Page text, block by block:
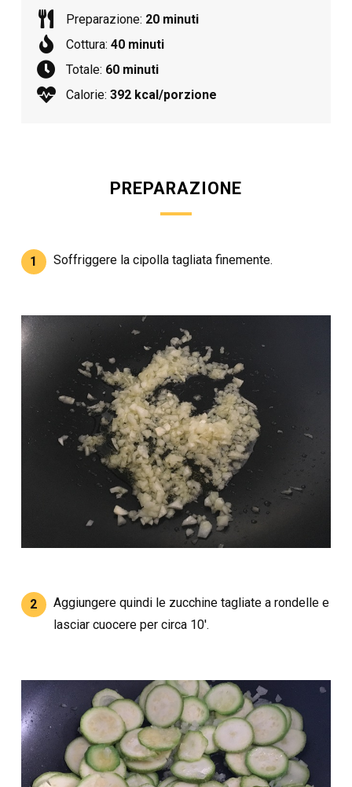
Preparazione: 20 minuti
Cottura:40 minuti
Totale: 60 minuti
Calorie:392 kcal/porzione
PREPARAZIONE
1 Soffriggere la cipolla tagliata finemente.
2
Aggiungere quindi le zucchine tagliate a rondelle e
lasciar cuocere per circa 10′.